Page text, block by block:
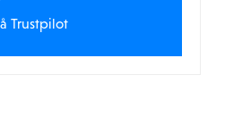
Trustpilot